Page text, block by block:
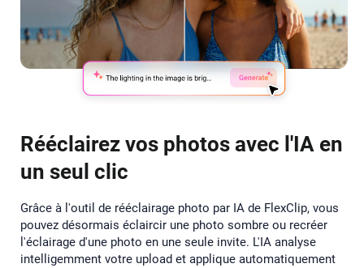
Rééclairez vos photos avec l'IA en
un seul clic
Grâce à l'outil de rééclairage photo par IA de FlexClip, vous
pouvez désormais éclaircir une photo sombre ou recréer
l'éclairage d'une photo en une seule invite. L'IA analyse
intelligemment votre upload et applique automatiquement